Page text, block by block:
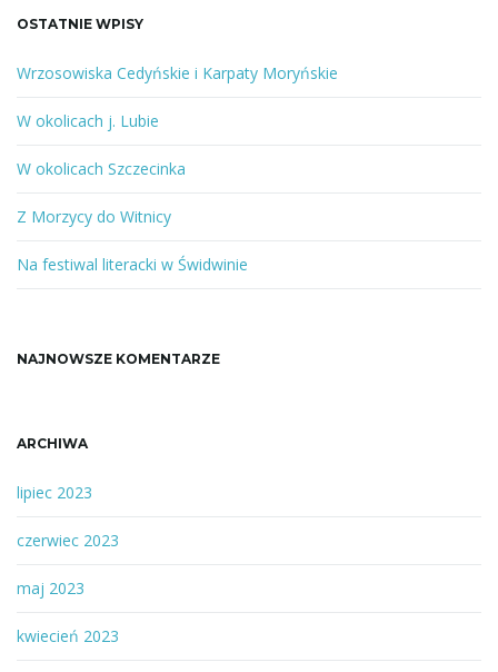
a
e
s
ł
o
w
o
l
u
b
f
z
OSTATNIE WPISY
Wrzosowiska Cedyńskie i Karpaty Moryńskie
W okolicach j. Lubie
W okolicach Szczecinka
Z Morzycy do Witnicy
Na festiwal literacki w Świdwinie
NAJNOWSZE KOMENTARZE
ARCHIWA
lipiec 2023
czerwiec 2023
maj 2023
kwiecień 2023